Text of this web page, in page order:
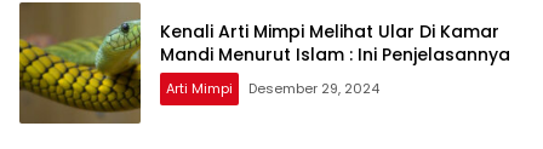
Kenali Arti Mimpi Melihat Ular Di Kamar
Mandi Menurut Islam : Ini Penjelasannya
Arti Mimpi Desember 29, 2024